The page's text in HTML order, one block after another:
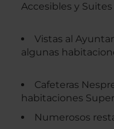
Accesibles y
Vistas al
algunas
Cafeteras
habitaciones
Numerosos